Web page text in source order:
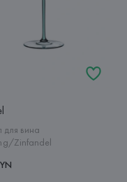
для вина
Zinfandel